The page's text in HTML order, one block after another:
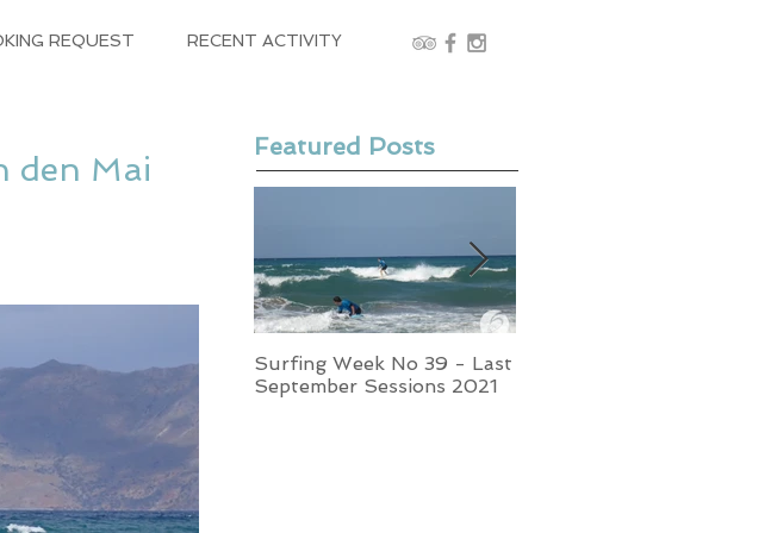
REQUEST RECENT ACTIVITY
den Mai
Featured Posts
Surfing Week No 39 - Last
September Sessions 2021